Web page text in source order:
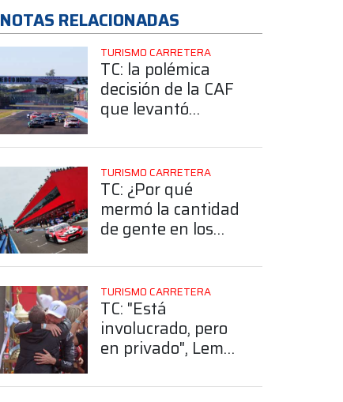
NOTAS RELACIONADAS
TURISMO CARRETERA
TC: la polémica
decisión de la CAF
que levantó
medio de la crisis
que vive la ACTC
TURISMO CARRETERA
TC: ¿Por qué
mermó la cantidad
de gente en los
TURISMO CARRETERA
TC: "Está
involucrado, pero
en privado", Lema
acompañamiento